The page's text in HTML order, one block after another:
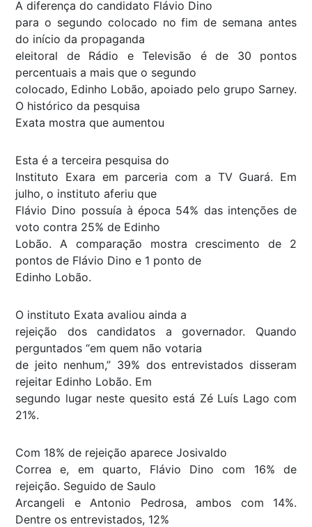
A diferença do candidato Flávio Dino
para o segundo colocado no fim de semana antes
do início da propaganda
eleitoral de Rádio e Televisão é de 30 pontos
percentuais a mais que o segundo
colocado, Edinho Lobão, apoiado pelo grupo Sarney.
O histórico da pesquisa
Exata mostra que aumentou
Esta é a terceira pesquisa do
Instituto Exara em parceria com a TV Guará. Em
julho, o instituto aferiu que
Flávio Dino possuía à época 54% das intenções de
voto contra 25% de Edinho
Lobão. A comparação mostra crescimento de 2
pontos de Flávio Dino e 1 ponto de
Edinho Lobão.
O instituto Exata avaliou ainda a
rejeição dos candidatos a governador. Quando
perguntados “em quem não votaria
de jeito nenhum,” 39% dos entrevistados disseram
rejeitar Edinho Lobão. Em
segundo lugar neste quesito está Zé Luís Lago com
21%.
Com 18% de rejeição aparece Josivaldo
Correa e, em quarto, Flávio Dino com 16% de
rejeição. Seguido de Saulo
Arcangeli e Antonio Pedrosa, ambos com 14%.
Dentre os entrevistados, 12%